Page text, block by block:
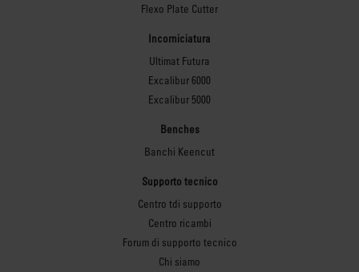
Flexo Plate Cutter
Incorniciatura
Ultimat Futura
Excalibur 6000
Excalibur 5000
Benches
Banchi Keencut
Supporto tecnico
Centro tdi supporto
Centro ricambi
Forum di supporto tecnico
Chi siamo